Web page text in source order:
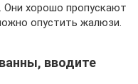
Они хорошо пропускают
опустить жалюзи.
вводите